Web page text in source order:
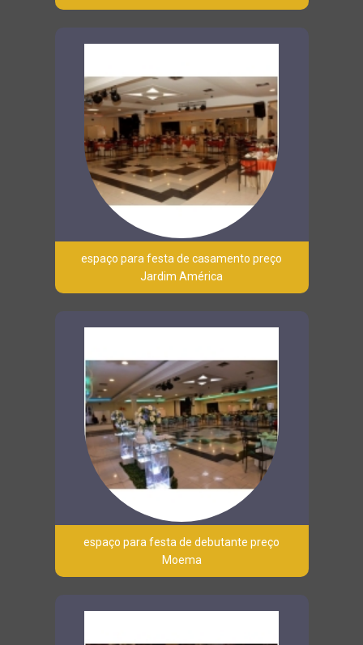
espaço para festa de casamento preço
Jardim América
espaço para festa de debutante preço
Moema